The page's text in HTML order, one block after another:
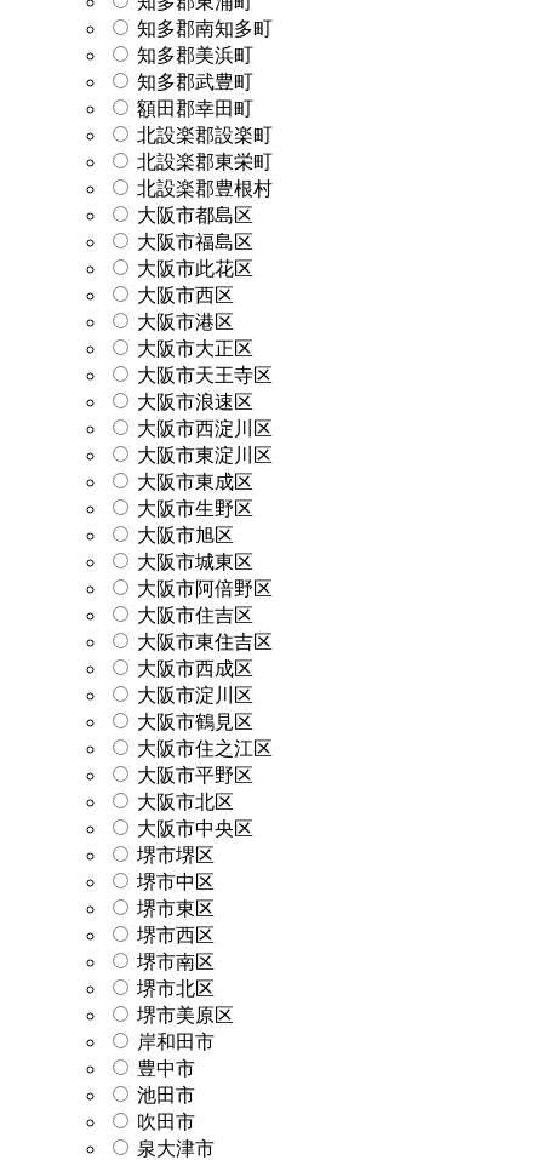
知多郡南知多町
知多郡美浜町
知多郡武豊町
額田郡幸田町
北設楽郡設楽町
北設楽郡東栄町
北設楽郡豊根村
大阪市都島区
大阪市福島区
大阪市此花区
大阪市西区
大阪市港区
大阪市大正区
大阪市天王寺区
大阪市浪速区
大阪市西淀川区
大阪市東淀川区
大阪市東成区
大阪市生野区
大阪市旭区
大阪市城東区
大阪市阿倍野区
大阪市住吉区
大阪市東住吉区
大阪市西成区
大阪市淀川区
大阪市鶴見区
大阪市住之江区
大阪市平野区
大阪市北区
大阪市中央区
堺市堺区
堺市中区
堺市東区
堺市西区
堺市南区
堺市北区
堺市美原区
岸和田市
豊中市
池田市
吹田市
泉大津市